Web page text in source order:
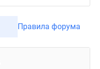
Правила форума